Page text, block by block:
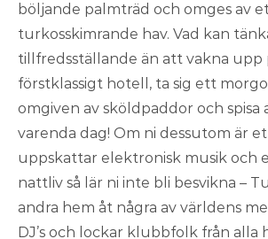
böljande palmträd och omges av
turkosskimrande hav. Vad kan
tillfredsställande än att vakna upp
förstklassigt hotell, ta sig ett
omgiven av sköldpaddor och spisa
varenda dag! Om ni dessutom är
uppskattar elektronisk musik och
nattliv så lär ni inte bli besvikna –
andra hem åt några av världens
DJ’s och lockar klubbfolk från alla